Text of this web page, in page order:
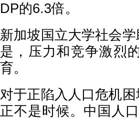
DP的6.3倍。
新加坡国立大学社会
是，压力和竞争激烈
育。
对于正陷入人口危机
正不是时候。中国人